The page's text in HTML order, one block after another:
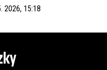
2026, 15:18